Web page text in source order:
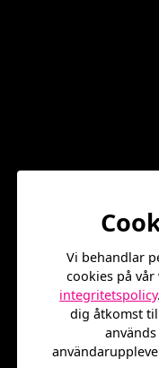
En levande och
Vi behandlar
cookies på
integritetspolicy
dig åtkomst